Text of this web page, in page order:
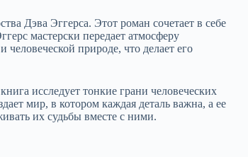
Дэва Эггерса. Этот роман сочетает в себе
мастерски передает атмосферу
природе, что делает его
исследует тонкие грани человеческих
мир, в котором каждая деталь важна, а ее
их судьбы вместе с ними.